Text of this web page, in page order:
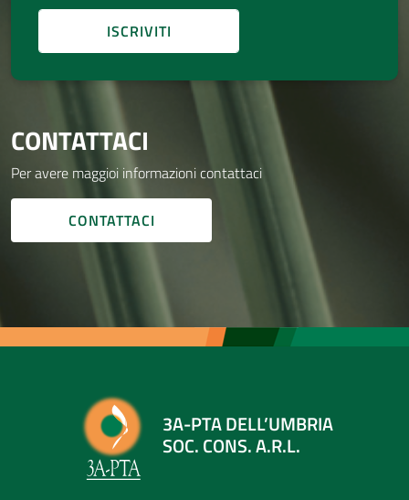
CONTATTACI
Per avere maggioi informazioni contattaci
CONTATTACI
3A-PTA DELL’UMBRIA
SOC. CONS. A.R.L.